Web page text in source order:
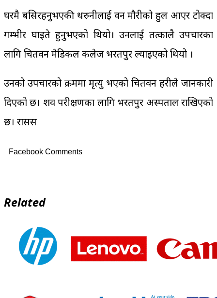
घरमै बसिरहनुभएकी थरुनीलाई वन मौरीको हुल आएर टोक्दा
गम्भीर घाइते हुनुभएको थियो। उनलाई तत्कालै उपचारका
लागि चितवन मेडिकल कलेज भरतपुर ल्याइएको थियो ।
उनको उपचारको क्रममा मृत्यु भएको चितवन प्रहरीले जानकारी
दिएको छ। शव परीक्षणका लागि भरतपुर अस्पताल राखिएको
छ। रासस
Facebook Comments
Related